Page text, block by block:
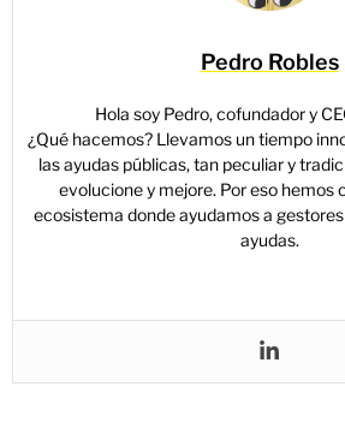
Pedro Robles
Hola soy Pedro, cofundador y
¿Qué hacemos? Llevamos un tiempo
las ayudas públicas, tan peculiar y
evolucione y mejore. Por eso hemos
ecosistema donde ayudamos a
ayudas.